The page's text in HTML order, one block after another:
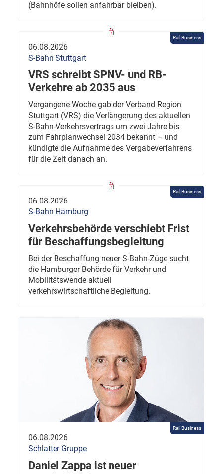
(Bahnhöfe sollen anfahrbar bleiben).
Rail Business
06.08.2026
S-Bahn Stuttgart
VRS schreibt SPNV- und RB-
Verkehre ab 2035 aus
Vergangene Woche gab der Verband Region
Stuttgart (VRS) die Verlängerung des aktuellen
S-Bahn-Verkehrsvertrags um zwei Jahre bis
zum Fahrplanwechsel 2034 bekannt – und
kündigte die Aufnahme des Vergabeverfahrens
für die Zeit danach an.
Rail Business
06.08.2026
S-Bahn Hamburg
Verkehrsbehörde verschiebt Frist
für Beschaffungsbegleitung
Bei der Beschaffung neuer S-Bahn-Züge sucht
die Hamburger Behörde für Verkehr und
Mobilitätswende aktuell
verkehrswirtschaftliche Begleitung.
Rail Business
06.08.2026
Schlatter Gruppe
Daniel Zappa ist neuer